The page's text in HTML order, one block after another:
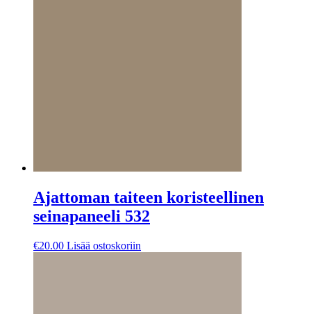
Ajattoman taiteen koristeellinen
seinapaneeli 532
€20.00 Lisää ostoskoriin